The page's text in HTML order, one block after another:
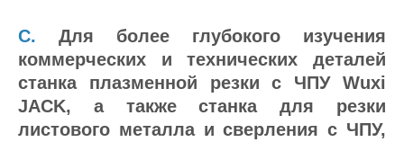
С. Для более глубокого изучения
коммерческих и технических деталей
станка плазменной резки с ЧПУ Wuxi
JACK, а также станка для резки
листового металла и сверления с ЧПУ,